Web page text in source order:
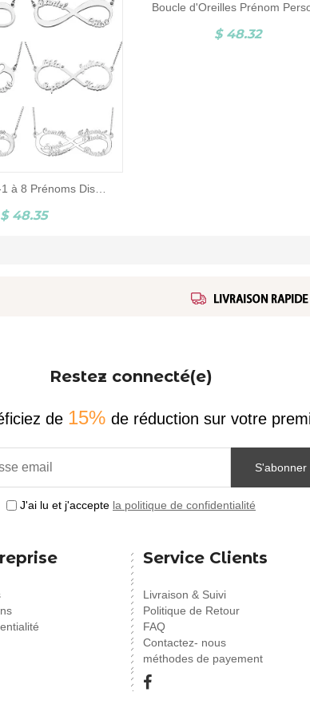
Collier Infini-1 à 8 Prénoms Disponible-Argent Sterling 925
$ 48.35
$ 48.32
Restez connecté(e)
de 15% de réduction sur votre
S'abonner
J'ai lu et j'accepte la politique de confidentialité
Service Clients
Livraison & Suivi
Politique de Retour
FAQ
Contactez- nous
méthodes de payement